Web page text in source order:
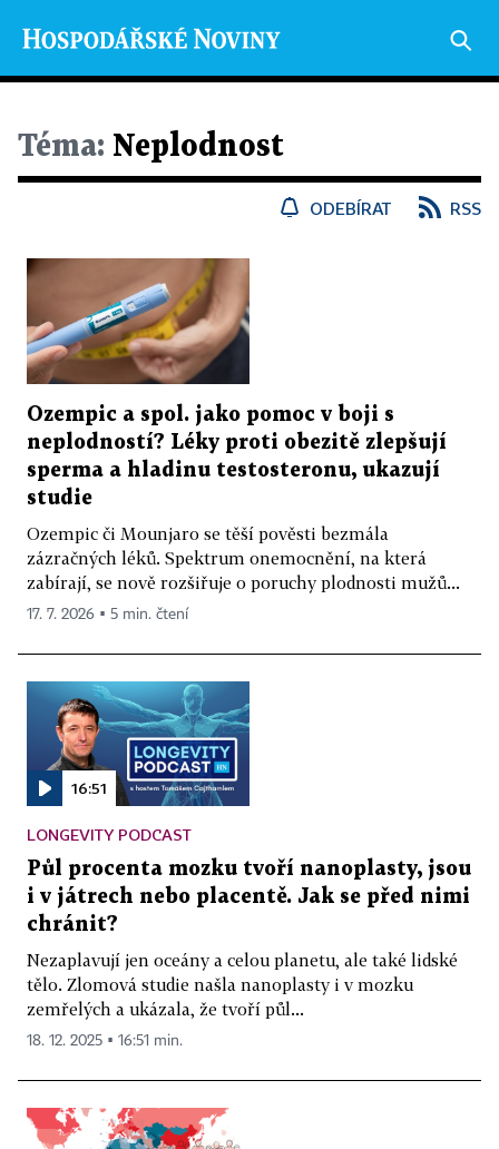
Téma: Neplodnost
ODEBÍRAT RSS
Ozempic a spol. jako pomoc v boji s
neplodností? Léky proti obezitě zlepšují
sperma a hladinu testosteronu, ukazují
studie
Ozempic či Mounjaro se těší pověsti bezmála
zázračných léků. Spektrum onemocnění, na která
zabírají, se nově rozšiřuje o poruchy plodnosti mužů...
17. 7. 2026 ▪ 5 min. čtení
16:51
LONGEVITY PODCAST
Půl procenta mozku tvoří nanoplasty, jsou
i v játrech nebo placentě. Jak se před nimi
chránit?
Nezaplavují jen oceány a celou planetu, ale také lidské
tělo. Zlomová studie našla nanoplasty i v mozku
zemřelých a ukázala, že tvoří půl...
18. 12. 2025 ▪ 16:51 min.